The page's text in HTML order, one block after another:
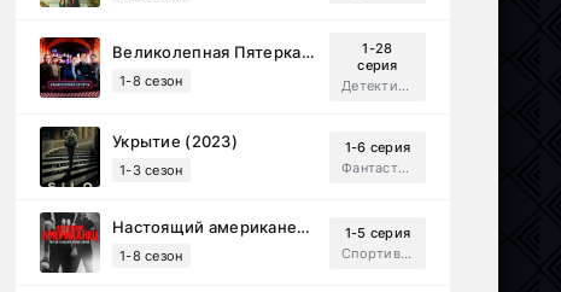
Великолепная Пятерка (2019)
1-8 сезон
1-28
серия
Детектив, Русский
Укрытие (2023)
1-3 сезон
1-6 серия
Фантастика, Триллер, Драма
Настоящий американец / Всеамериканский (2018)
1-8 сезон
1-5 серия
Спортивный, Зарубежный, Драма